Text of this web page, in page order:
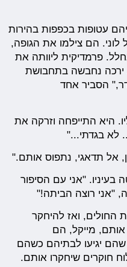
עטופות בכפפות בהירות
לוני. הם צילמו את הגופה,
פרמדיקית ליוותה את
ירכה נחבשה בתחבושת
הסביר אחד
היא התייפחה וזרקה את
לא בגדתי..."
אל תדאגי, נתפוס אותם."
בעיניו. "אני עם הסיפור
"אני רוצה הביתה!"
החולים, ואז להיחקר
מייקל, הם
יגיעו לבתיהם כשהם
חוקרים שיחקרו אותם.